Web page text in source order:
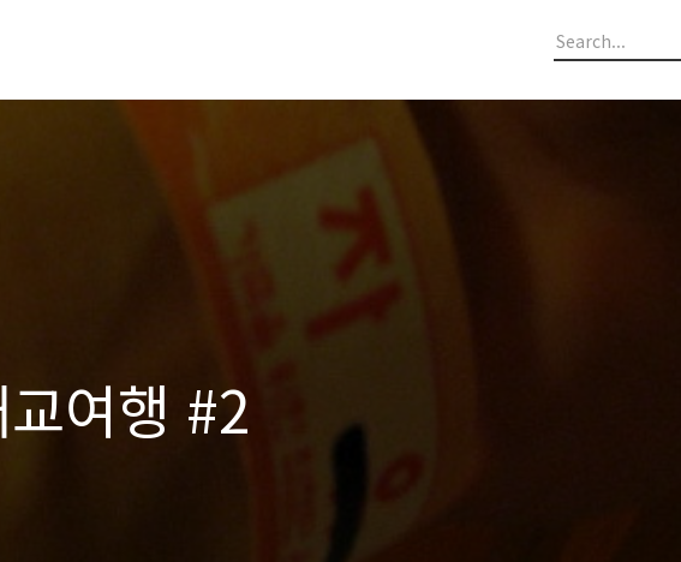
여행 #2